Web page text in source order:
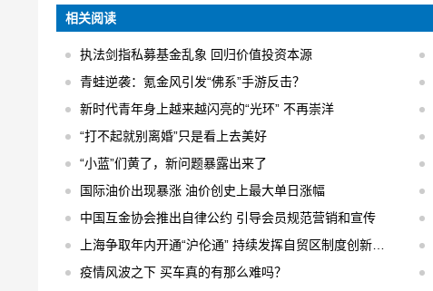
相关阅读
执法剑指私募基金乱象 回归价值投资本源
青蛙逆袭：氪金风引发“佛系”手游反击？
新时代青年身上越来越闪亮的“光环” 不再崇洋
“打不起就别离婚”只是看上去美好
“小蓝”们黄了，新问题暴露出来了
国际油价出现暴涨 油价创史上最大单日涨幅
中国互金协会推出自律公约 引导会员规范营销和宣传
上海争取年内开通“沪伦通” 持续发挥自贸区制度创新优势
疫情风波之下 买车真的有那么难吗？